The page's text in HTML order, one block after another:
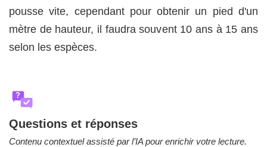
pousse vite, cependant pour obtenir un pied d'un
mètre de hauteur, il faudra souvent 10 ans à 15 ans
selon les espèces.
?
Questions et réponses
Contenu contextuel assisté par l’IA pour enrichir votre lecture.